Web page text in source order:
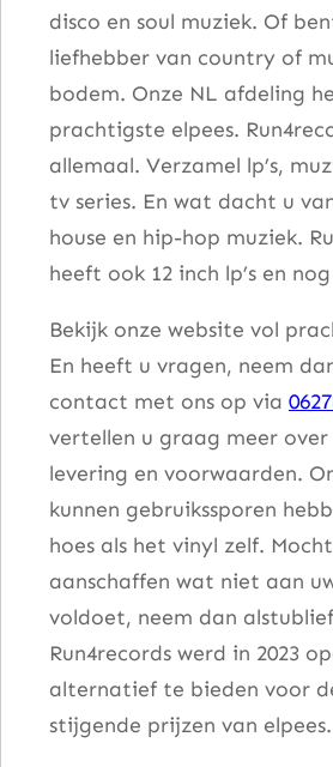
disco en soul muziek. Of
liefhebber van country of
bodem. Onze NL afdeling
prachtigste elpees.
allemaal. Verzamel lp’s,
tv series. En wat dacht u
house en hip-hop muziek.
heeft ook 12 inch lp’s en
Bekijk onze website vol
En heeft u vragen, neem
contact met ons op via
vertellen u graag meer
levering en voorwaarden.
kunnen gebruikssporen
hoes als het vinyl zelf.
aanschaffen wat niet aan
voldoet, neem dan
Run4records werd in 2023
alternatief te bieden voor
stijgende prijzen van elpees.